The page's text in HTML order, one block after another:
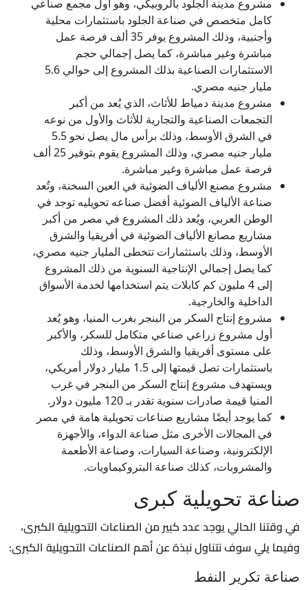
مشروع مدينة الجلود بالروبيكي، وهو أول مجمع صناعي
كامل متخصص في صناعة الجلود باستثمارات محلية
وأجنبية، وذلك المشروع يوفر 35 ألف فرصة عمل
مباشرة وغير مباشرة، كما يصل إجمالي حجم
الاستثمارات الصناعية بذلك المشروع إلى حوالي 5.6
مليار جنيه مصري.
مشروع مدينة دمياط للأثاث، الذي يُعد من أكبر
التجمعات الصناعية والتجارية للأثاث والأول من نوعه
في الشرق الأوسط، وذلك برأس مال يصل نحو 5.5
مليار جنيه مصري، وذلك المشروع يقوم بتوفير 25 ألف
فرصة عمل مباشرة وغير مباشرة.
مشروع مصنع الألياف الضوئية في العين السخنة، وتُعد
صناعة الألياف الضوئية أفضل صناعه تحويليه توجد في
الوطن العربي، ويُعد ذلك المشروع في مصر من أكبر
مشاريع مصانع الألياف الضوئية في أفريقيا والشرق
الأوسط، وذلك باستثمارات تتخطى المليار جنيه مصري،
كما يصل إجمالي الإنتاجية السنوية من ذلك المشروع
إلى 4 مليون كم كابلات يتم استخدامها لخدمة الأسواق
الداخلية والخارجية.
مشروع إنتاج السكر من البنجر بغرب المنيا، وهو يُعد
أول مشروع زراعي صناعي متكامل للسكر، والأكبر
على مستوى أفريقيا والشرق الأوسط، وذلك
باستثمارات تصل قيمتها إلى 1.5 مليار دولار أمريكي،
ويستهدف مشروع إنتاج السكر من البنجر في غرب
المنيا قيمة صادرات سنوية تقدر بـ 120 مليون دولار.
كما يوجد أيضًا مشاريع صناعات تحويلية هامة في مصر
في المجالات الأخرى مثل صناعة الدواء، والأجهزة
الإلكترونية، وصناعة السيارات، وصناعة الأطعمة
والمشروبات، كذلك صناعة البتروكيماويات.
صناعة تحويلية كبرى
في وقتنا الحالي يوجد عدد كبير من الصناعات التحويلية الكبرى،
وفيما يلي سوف نتناول نبذة عن أهم الصناعات التحويلية الكبرى:
صناعة تكرير النفط